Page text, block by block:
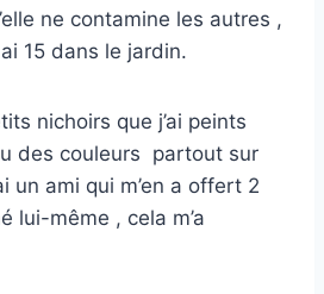
ne contamine les autres ,
ai 15 dans le jardin.
nichoirs que j’ai peints
des couleurs partout sur
un ami qui m’en a offert 2
lui-même , cela m’a